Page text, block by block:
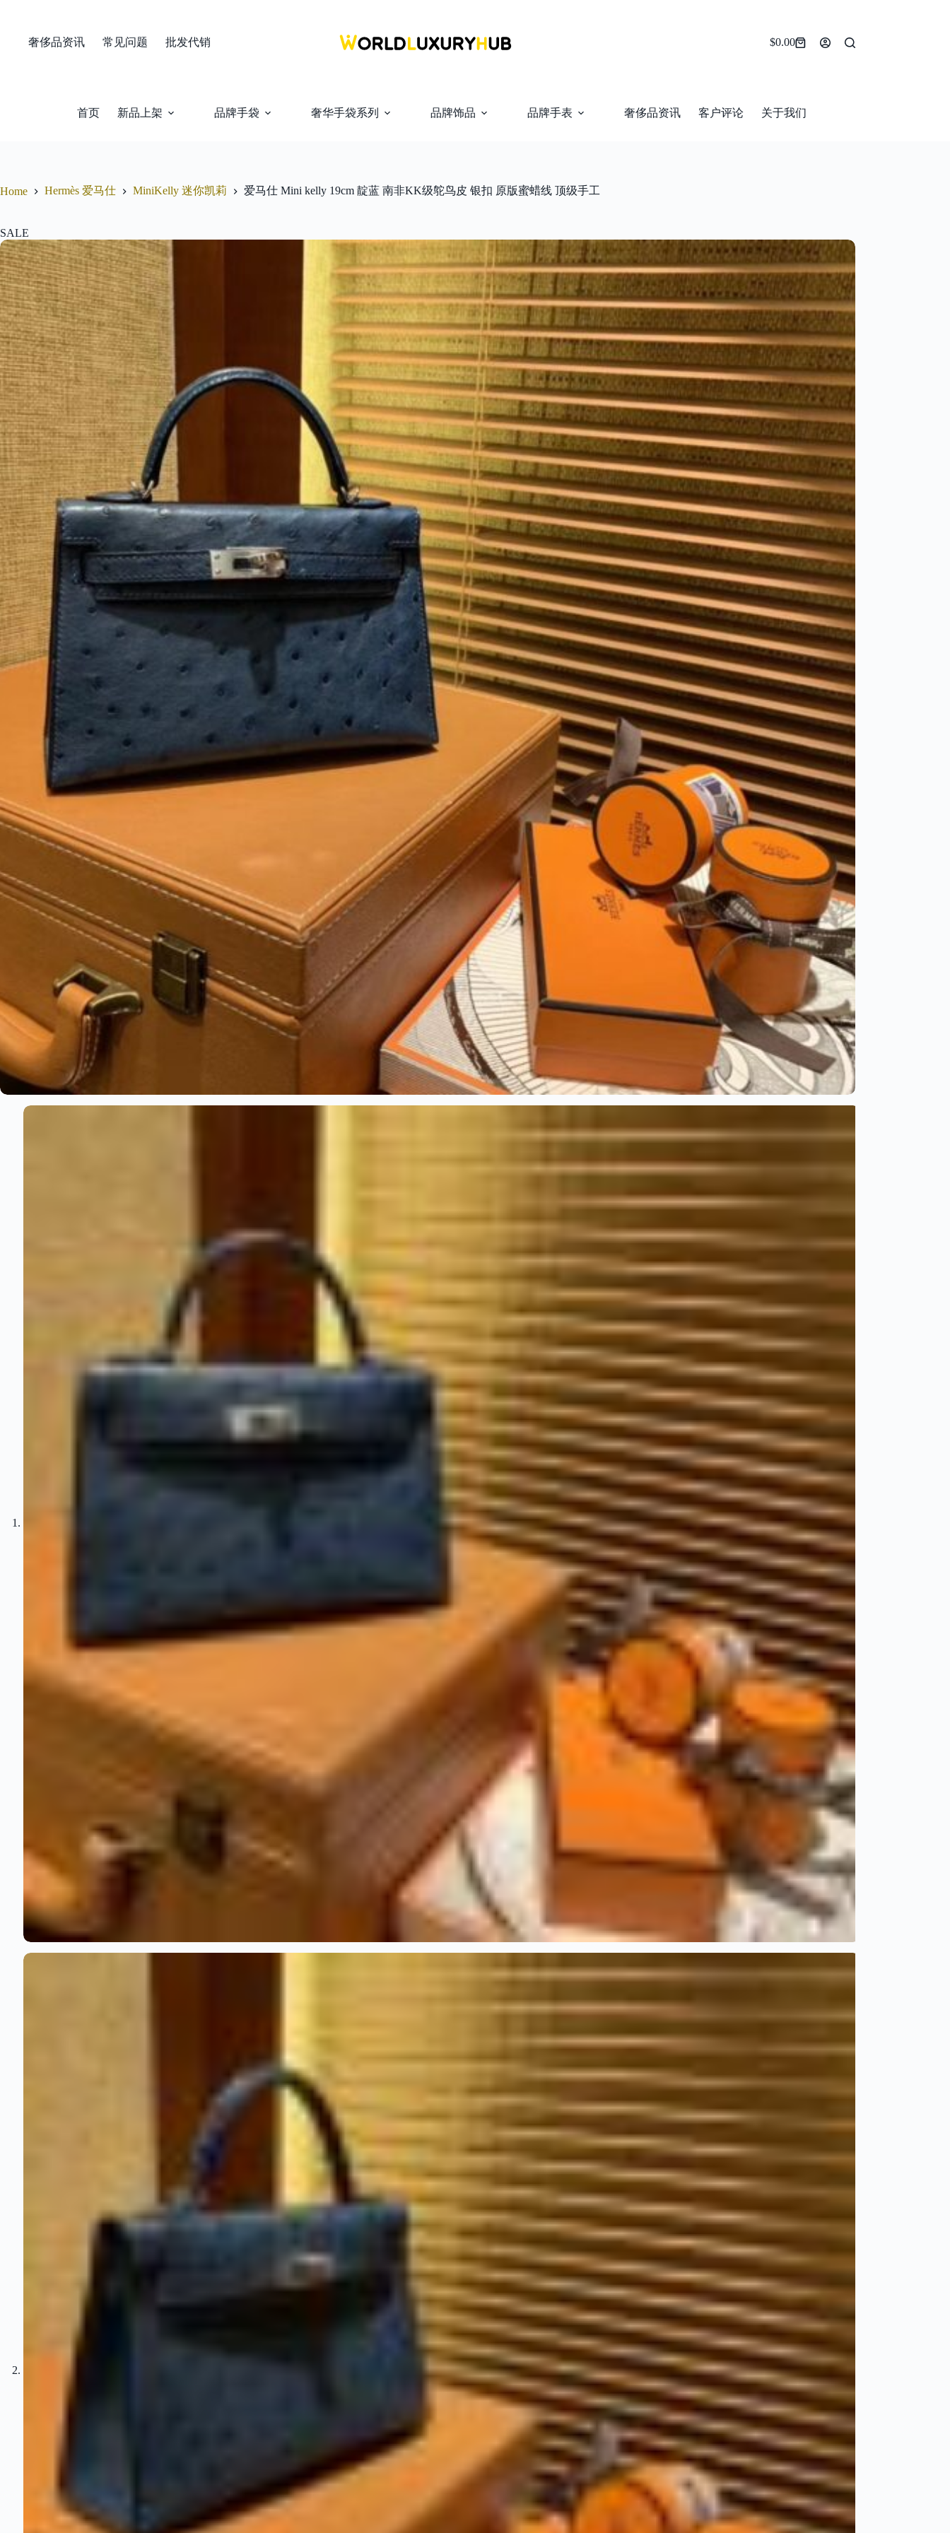
奢侈品资讯
常见问题 批发代销
Shopping
$0.00
首页 新品上架 品牌手袋 奢华手袋系列 品牌饰品 品牌手表 奢侈品资讯 客户评论 关于我们
Home Hermès 爱马仕 MiniKelly 迷你凯莉 爱马仕 Mini kelly 19cm 靛蓝 南非KK级鸵鸟皮 银扣 原版蜜蜡线 顶级手工
SALE